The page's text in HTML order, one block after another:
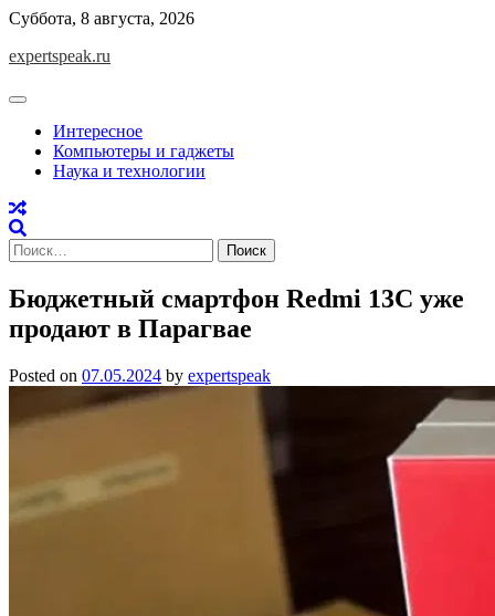
Skip
content
Суббота, 8 августа, 2026
expertspeak.ru
Интересное
Компьютеры и гаджеты
Наука и технологии
Найти:
Бюджетный смартфон Redmi 13C уже
продают в Парагвае
Posted on 07.05.2024 by expertspeak